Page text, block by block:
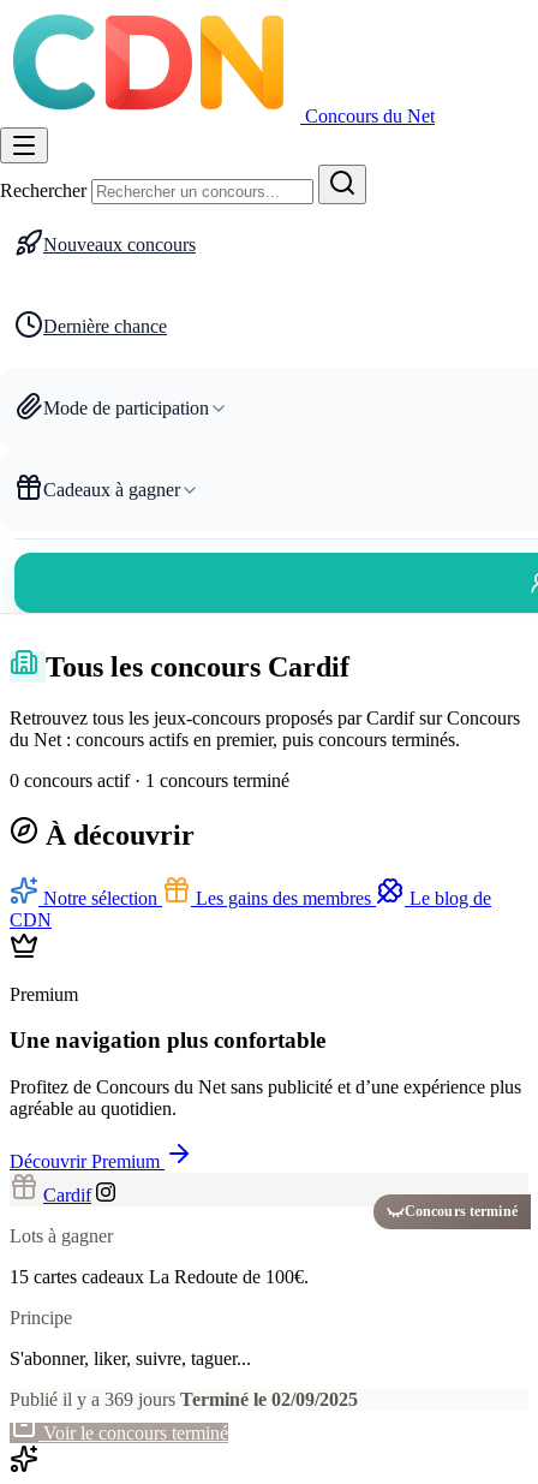
Concours du Net
Rechercher
Nouveaux concours
Dernière chance
Mode de participation
Cadeaux à gagner
Tous les concours Cardif
Retrouvez tous les jeux-concours proposés par Cardif sur Concours
du Net : concours actifs en premier, puis concours terminés.
0 concours actif · 1 concours terminé
À découvrir
Notre sélection Les gains des membres
Le blog de
CDN
Premium
Une navigation plus confortable
Profitez de Concours du Net sans publicité et d’une expérience plus
agréable au quotidien.
Découvrir Premium
Concours terminé
Cardif
Lots à gagner
15 cartes cadeaux La Redoute de 100€.
Principe
S'abonner, liker, suivre, taguer...
Publié il y a 369 jours Terminé le 02/09/2025
Voir le concours terminé